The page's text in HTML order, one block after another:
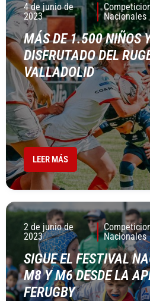
4 de junio de
2023
Nacionales
MÁS DE 1.500 NIÑOS
DISFRUTADO DEL
VALLADOLID
LEER MÁS
2 de junio de
2023
Nacionales
SIGUE EL FESTIVAL
M8 Y M6 DESDE LA
FERUGBY